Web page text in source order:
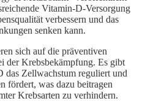
Vitamin-D-Versorgung
verbessern und das
senken kann.
sich auf die präventiven
der Krebsbekämpfung. Es gibt
das Zellwachstum reguliert und
fördert, was dazu beitragen
Krebsarten zu verhindern.